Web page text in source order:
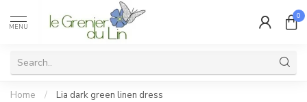
MENU
0
Home / Lia dark green linen dress